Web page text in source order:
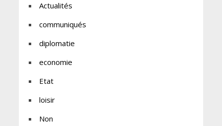
Actualités
communiqués
diplomatie
economie
Etat
loisir
Non